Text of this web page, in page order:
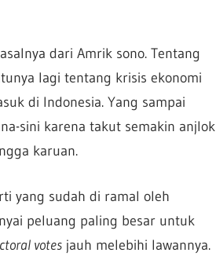
dari Amrik sono. Tentang
lagi tentang krisis ekonomi
di Indonesia. Yang sampai
sini karena takut semakin anjlok
karuan.
yang sudah di ramal oleh
peluang paling besar untuk
votesjauh melebihi lawannya.